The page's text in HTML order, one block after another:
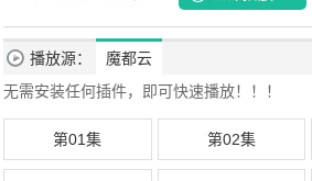
播放源：
魔都云
无需安装任何插件，即可快速播放！！！
第01集 第02集